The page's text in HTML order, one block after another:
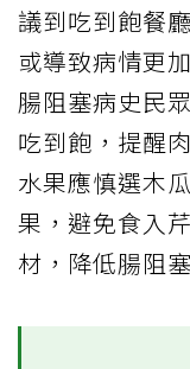
議到吃到飽餐
或導致病情更
腸阻塞病史民
吃到飽，提醒
水果應慎選木
果，避免食入
材，降低腸阻